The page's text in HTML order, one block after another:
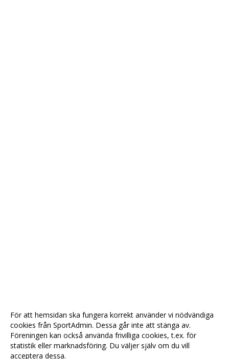
För att hemsidan ska fungera korrekt använder vi nödvändiga
cookies från SportAdmin. Dessa går inte att stänga av.
Föreningen kan också använda frivilliga cookies, t.ex. för
statistik eller marknadsföring. Du väljer själv om du vill
acceptera dessa.